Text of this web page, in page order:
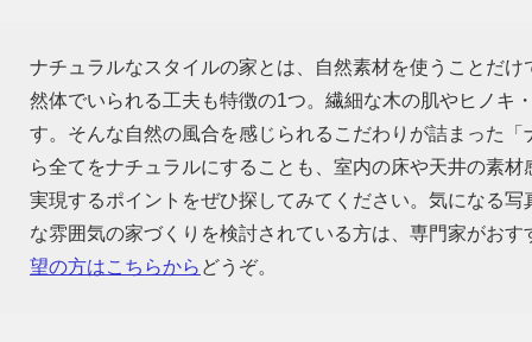
ナチュラルなスタイルの家とは、自然素材を使うことだ
然体でいられる工夫も特徴の1つ。繊細な木の肌やヒノキ
す。そんな自然の風合を感じられるこだわりが詰まった
ら全てをナチュラルにすることも、室内の床や天井の素
実現するポイントをぜひ探してみてください。気になる
な雰囲気の家づくりを検討されている方は、専門家がお
望の方はこちらから どうぞ。